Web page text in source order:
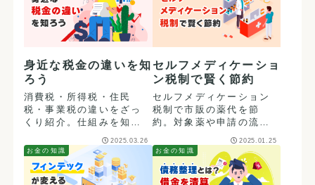
身近な税金の違いを知
ろう
消費税・所得税・住民
税・事業税の違いをざっ
くり紹介。仕組みを知っ
て、お金の管理に役立て
ましょう！
2025.03.26
セルフメディケーショ
ン税制で賢く節約
セルフメディケーション
税制で市販の薬代を節
約。対象薬や申請の流れ
をわかりやすく紹介しま
す。
2025.01.25
お金の知識 お金の知識